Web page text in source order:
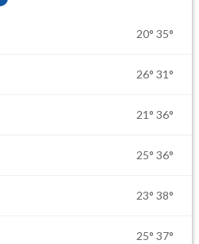
20° 35°
26° 31°
21° 36°
25° 36°
23° 38°
25° 37°